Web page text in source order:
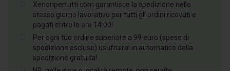
Xenonpertutti.com garantisce la spedizione nello
stesso giorno lavorativo per tutti gli ordini ricevuti e
pagati entro le ore 14:00!
Per ogni tuo ordine superiore a 99 euro (spese di
spedizione escluse) usufruirai in automatico della
spedizione gratuita!